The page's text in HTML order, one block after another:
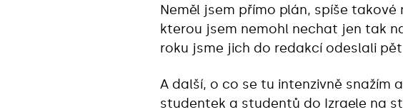
Neměl jsem přímo plán, spíše
kterou jsem nemohl nechat jen tak
roku jsme jich do redakcí odeslali
A další, o co se tu intenzivně
studentek a studentů do Izraele na